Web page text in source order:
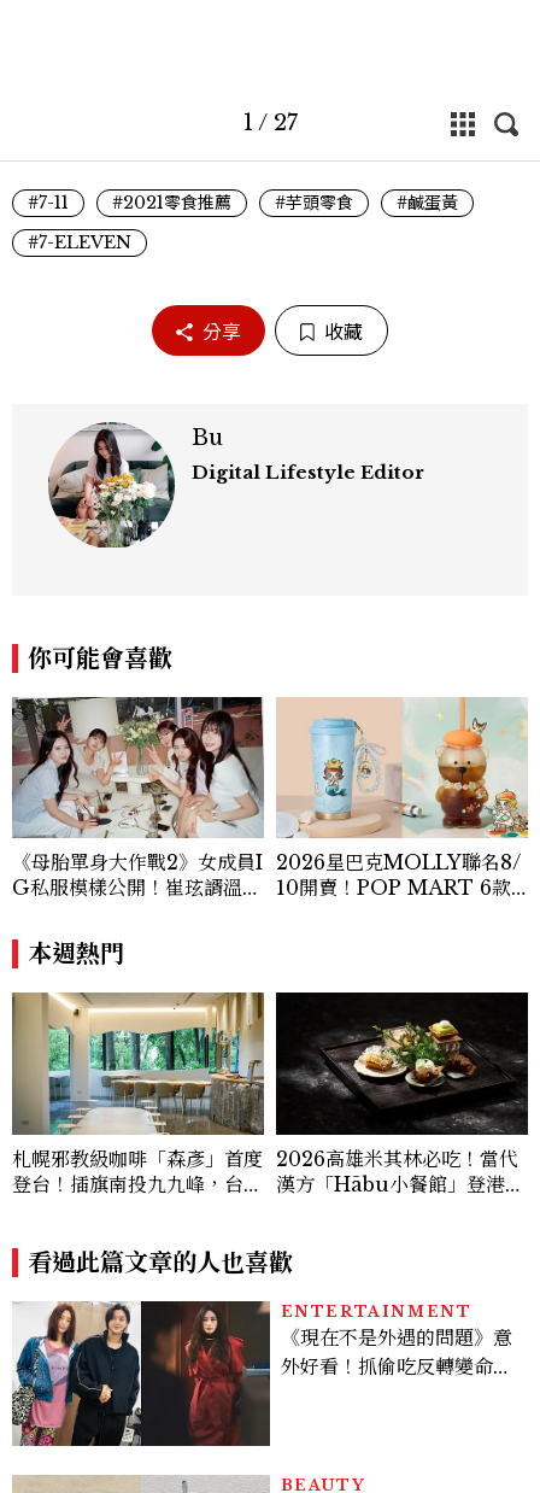
1 / 27
#7-11 #2021零食推薦 #芋頭零食
#鹹蛋黃
#7-ELEVEN
分享 收藏
Bu
Digital Lifestyle Editor
你可能會喜歡
《母胎單身大作戰2》女成員I
G私服模樣公開！崔玹諝溫柔
低調千金？
2026星巴克MOLLY聯名8/
10開賣！POP MART 6款
本週熱門
札幌邪教級咖啡「森彥」首度
登台！插旗南投九九峰，台灣
2026高雄米其林必吃！當代
漢方「Hābu小餐館」登港
看過此篇文章的人也喜歡
ENTERTAINMENT
《現在不是外遇的問題》意
外好看！抓偷吃反轉變命
看點懶人包
BEAUTY